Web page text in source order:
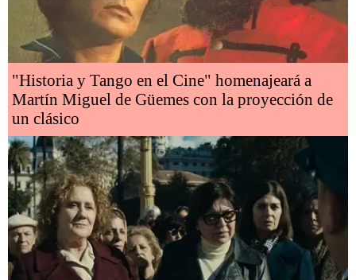
"Historia y Tango en el Cine" homenajeará a
Martín Miguel de Güemes con la proyección de
un clásico